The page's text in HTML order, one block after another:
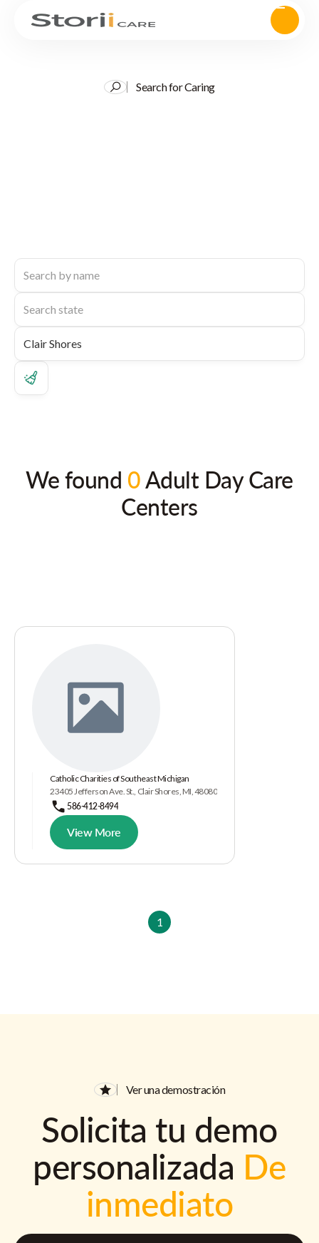
Search for Caring
We found 0Adult Day Care
Centers
Catholic Charities of Southeast Michigan
23405 Jefferson Ave. St., Clair Shores, MI, 48080
586-412-8494
View More
1
Ver una demostración
Solicita tu demo
personalizada De
inmediato